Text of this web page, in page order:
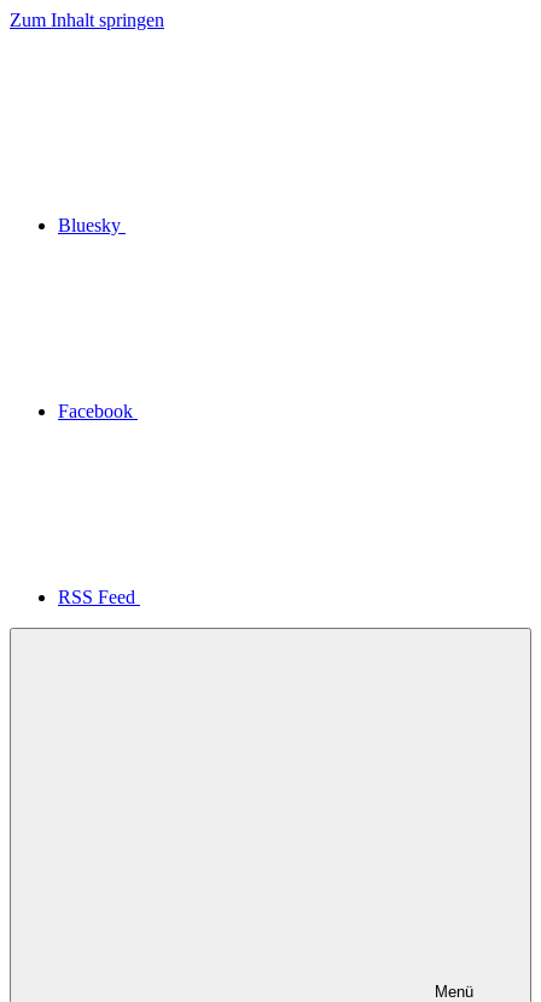
Zum Inhalt springen
Bluesky
Facebook
RSS Feed
Menü